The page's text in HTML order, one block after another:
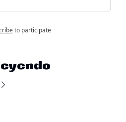
to participate